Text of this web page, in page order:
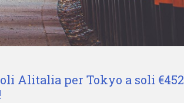
Alitalia per Tokyo a soli €452